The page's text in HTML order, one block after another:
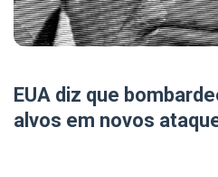
EUA diz que
alvos em novos